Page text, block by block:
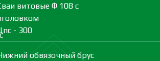
витовые Ф 108 с
- 300
обвязочный брус